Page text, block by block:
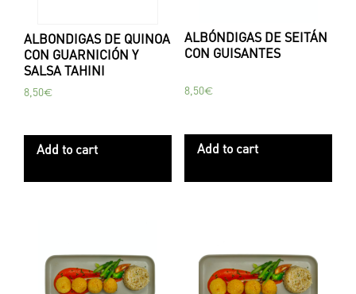
ALBONDIGAS DE QUINOA
CON GUARNICIÓN Y
SALSA TAHINI
8,50€
Add to cart
ALBÓNDIGAS DE SEITÁN
CON GUISANTES
8,50€
Add to cart